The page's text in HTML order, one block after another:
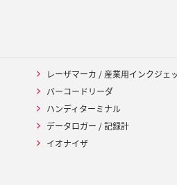
レーザマーカ / 産業用インクジェ
バーコードリーダ
ハンディターミナル
データロガー / 記録計
イオナイザ